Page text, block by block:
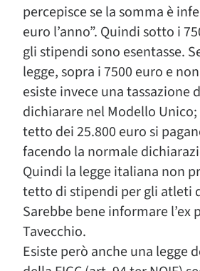
percepisce se la somma è
euro l’anno”. Quindi sotto i
gli stipendi sono esentasse.
legge, sopra i 7500 euro e
esiste invece una tassazione
dichiarare nel Modello
tetto dei 25.800 euro si
facendo la normale
Quindi la legge italiana non
tetto di stipendi per gli atleti
Sarebbe bene informare l’ex
Tavecchio.
Esiste però anche una legge